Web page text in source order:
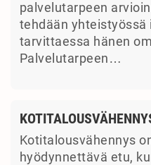
palvelutarpeen
tehdään yhteistyössä
tarvittaessa hänen
Palvelutarpeen…
Kotitalousvähennys
hyödynnettävä etu,